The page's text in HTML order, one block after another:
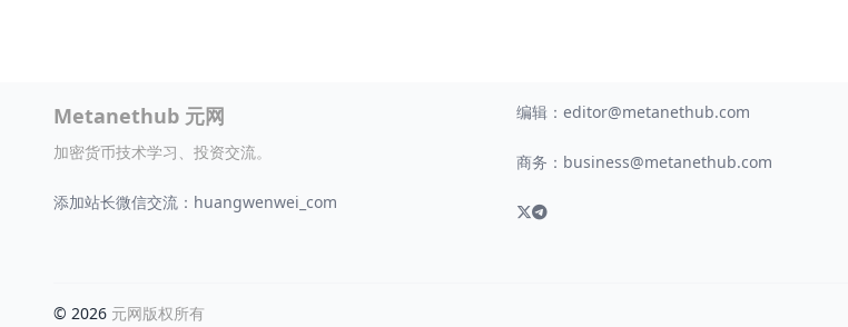
Metanethub 元网
加密货币技术学习、投资交流。
添加站长微信交流：huangwenwei_com
编辑： editor@metanethub.com
商务： business@metanethub.com
© 2026 元网版权所有